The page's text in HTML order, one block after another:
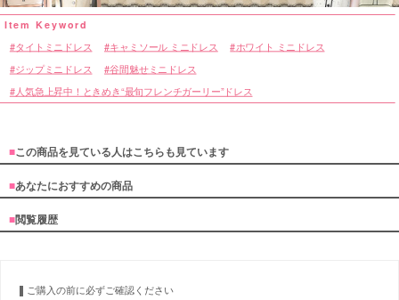
■デティール表
タイトミニドレス キャミソール ミニドレス ホワイト ミニドレス
ジップミニドレス 谷間魅せミニドレス
人気急上昇中！ときめき“最旬フレンチガーリー”ドレス
■この商品を見ている人はこちらも見ています
■あなたにおすすめの商品
■閲覧履歴
ご購入の前に必ずご確認ください